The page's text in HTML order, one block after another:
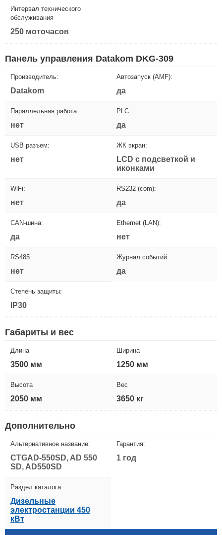
Интервал технического
обслуживания
250 моточасов
Панель управления Datakom DKG-309
Производитель:
Datakom
Автозапуск (AMF):
да
Параллельная работа:
нет
PLC:
да
USB разъем:
нет
ЖК экран:
LCD с подсветкой и
иконками
WiFi:
нет
RS232 (com):
да
CAN-шина:
да
Ethernet (LAN):
нет
RS485:
нет
Журнал событий:
да
Степень защиты:
IP30
Габариты и вес
Длина
3500 мм
Ширина
1250 мм
Высота
2050 мм
Вес
3650 кг
Дополнительно
Альтернативное название:
CTGAD-550SD, AD 550
SD, AD550SD
Гарантия:
1 год
Раздел каталога:
Дизельные
электростанции 450
кВт